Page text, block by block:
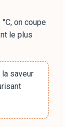
on coupe
le plus
saveur